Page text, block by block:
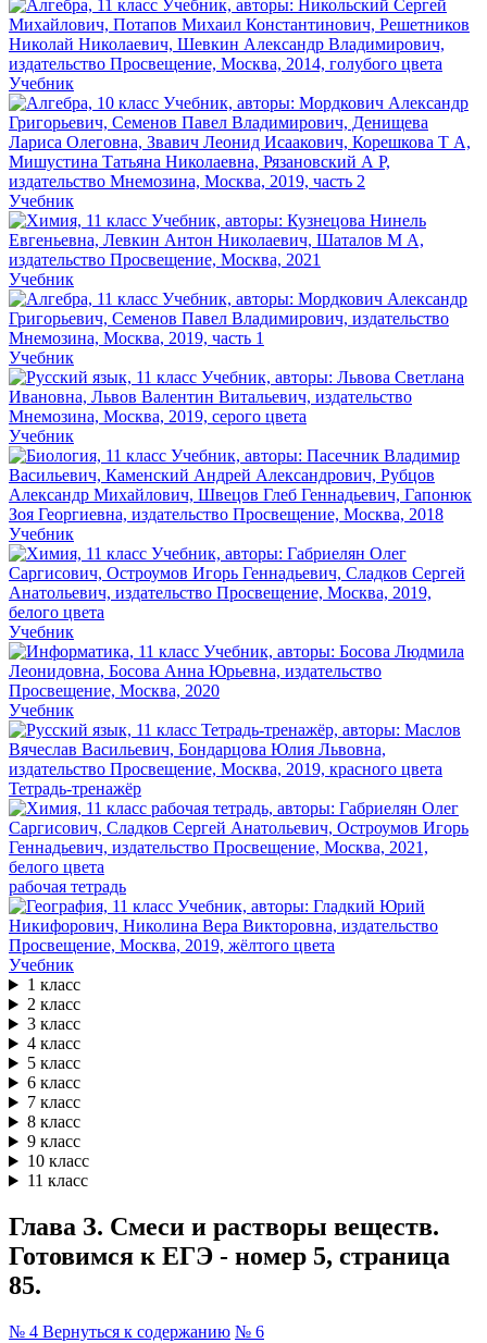
Учебник
Учебник
Учебник
Учебник
Учебник
Учебник
Учебник
Учебник
Тетрадь-тренажёр
рабочая тетрадь
Учебник
1 класс
2 класс
3 класс
4 класс
5 класс
6 класс
7 класс
8 класс
9 класс
10 класс
11 класс
Глава З. Смеси и растворы веществ.
Готовимся к ЕГЭ - номер 5, страница
85.
№ 4 Вернуться к содержанию № 6